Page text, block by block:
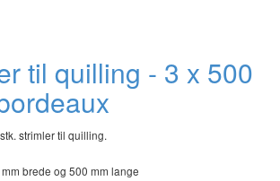
til quilling - 3 x 500
strimler til quilling.
brede og 500 mm lange